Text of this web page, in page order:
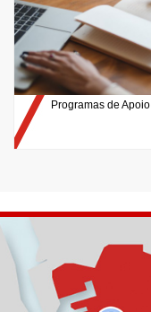
Programas de Apoio